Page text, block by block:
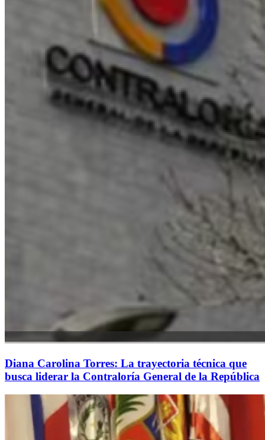
Diana Carolina Torres: La trayectoria técnica que
busca liderar la Contraloría General de la República